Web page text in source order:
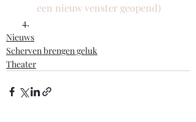
een nieuw venster geopend)
Nieuws
Scherven brengen geluk
Theater